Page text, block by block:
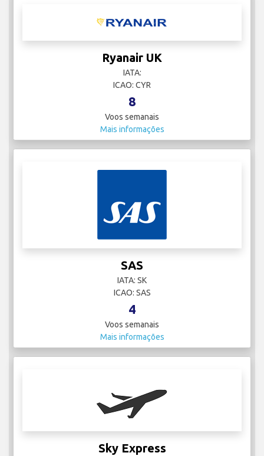
Ryanair UK
IATA:
ICAO: CYR
8
Voos semanais
Mais informações
SAS
IATA: SK
ICAO: SAS
4
Voos semanais
Mais informações
Sky Express